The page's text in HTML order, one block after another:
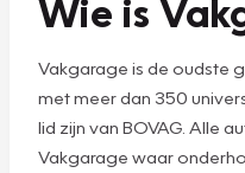
Wie is
Vakgarage is de oudste
met meer dan 350
lid zijn van BOVAG. Alle
Vakgarage waar